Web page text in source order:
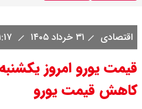
اقتصادی ۳۱ خرداد ۱۴۰۵
کاهش قیمت یورو